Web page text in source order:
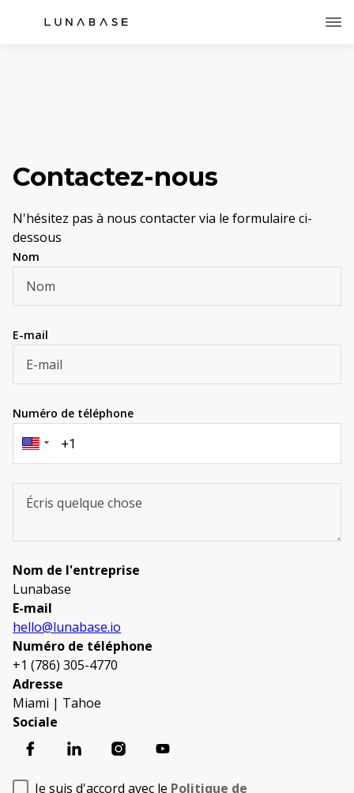
Contactez-nous
N'hésitez pas à nous contacter via le formulaire ci-
dessous
Nom
E-mail
Numéro de téléphone
Nom de l'entreprise
Lunabase
E-mail
hello@lunabase.io
Numéro de téléphone
+1 (786) 305-4770
Adresse
Miami | Tahoe
Sociale
Je suis d'accord avec le Politique de